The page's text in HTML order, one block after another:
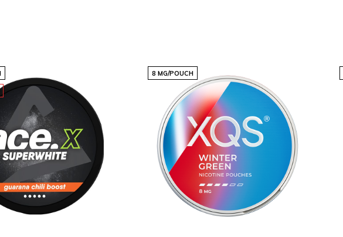
de compra sin igual.
gama de productos,
para tomar una
calidad de nuestros
pedidos lleguen
8 MG/POUCH